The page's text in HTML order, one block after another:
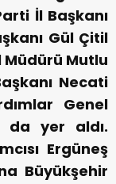
İl Başkanı
Gül Çitil
Müdürü Mutlu
Necati
Genel
da yer aldı.
Ergüneş
Büyükşehir